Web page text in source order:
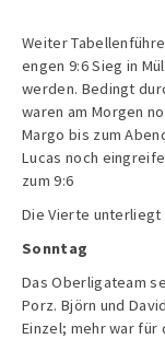
Weiter
engen 9:6 Sieg in
werden. Bedingt
waren am Morgen
Margo bis zum
Lucas noch
zum 9:6
Die Vierte unterliegt
Sonntag
Das Oberligateam
Porz. Björn und
Einzel; mehr war für